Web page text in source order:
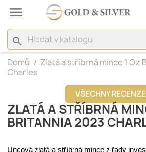

search
Domů
Zlatá a stříbrná mince 1 Oz
Charles
VŠECHNY RECENZE
ZLATÁ A STŘÍBRNÁ
BRITANNIA 2023
Uncová zlatá a stříbrná mince z řady